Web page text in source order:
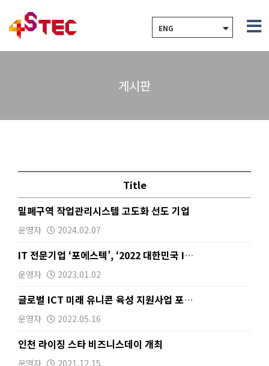
ENG
게시판
Title
밀폐구역 작업관리시스템 고도화 선도 기업
운영자 2024.02.07
IT 전문기업 ‘포에스텍’, ‘2022 대한민국 ICT…
운영자 2023.01.02
글로벌 ICT 미래 유니콘 육성 지원사업 포에스텍 선정
운영자 2022.05.16
인천 라이징 스타 비즈니스데이 개최
운영자 2021.12.15